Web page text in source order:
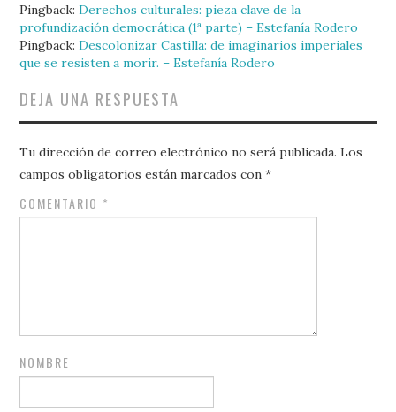
Pingback:Derechos culturales: pieza clave de la
profundización democrática (1ª parte) – Estefanía Rodero
Pingback:Descolonizar Castilla: de imaginarios imperiales
que se resisten a morir. – Estefanía Rodero
DEJA UNA RESPUESTA
Tu dirección de correo electrónico no será publicada. Los
campos obligatorios están marcados con*
COMENTARIO *
NOMBRE